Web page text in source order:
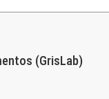
(GrisLab)